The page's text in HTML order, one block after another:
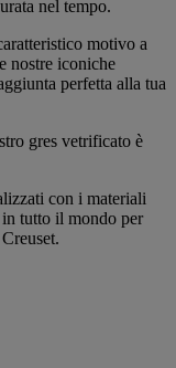
nel tempo.
motivo a
nostre iconiche
perfetta alla tua
gres vetrificato è
con i materiali
tutto il mondo per